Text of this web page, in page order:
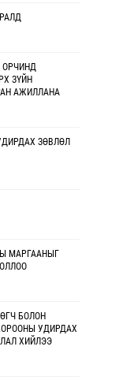
ОРЧИНД
ЗҮЙН
АЖИЛЛАНА
ЗӨВЛӨЛ
МАРГААНЫГ
БОЛОН
УДИРДАХ
ХИЙЛЭЭ